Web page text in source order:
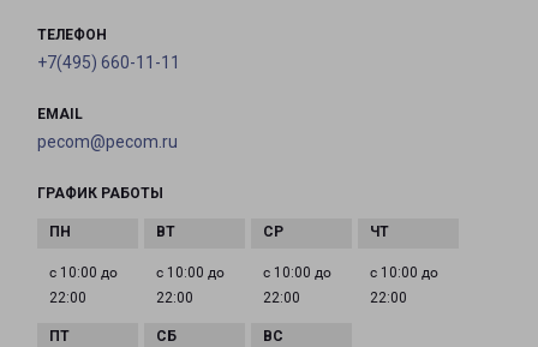
ТЕЛЕФОН
+7(495) 660-11-11
EMAIL
pecom@pecom.ru
ГРАФИК РАБОТЫ
с 10:00 до
22:00
с 10:00 до
22:00
с 10:00 до
22:00
с 10:00 до
22:00